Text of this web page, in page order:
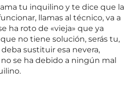
tu inquilino y te dice que la
llamas al técnico, va a
ha roto de «vieja» que ya
no tiene solución, serás tu,
deba sustituir esa nevera,
se ha debido a ningún mal